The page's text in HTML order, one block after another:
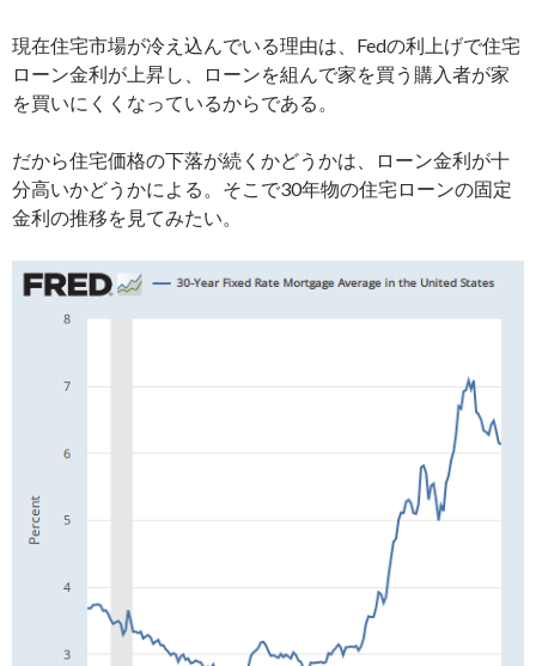
現在住宅市場が冷え込んでいる理由は、Fedの利上げで住宅
ローン金利が上昇し、ローンを組んで家を買う購入者が家
を買いにくくなっているからである。
だから住宅価格の下落が続くかどうかは、ローン金利が十
分高いかどうかによる。そこで30年物の住宅ローンの固定
金利の推移を見てみたい。